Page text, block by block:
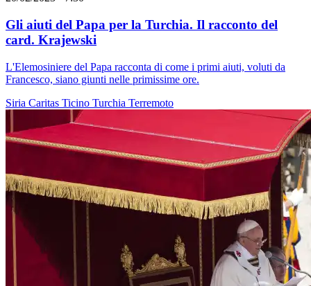
Gli aiuti del Papa per la Turchia. Il racconto del
card. Krajewski
L'Elemosiniere del Papa racconta di come i primi aiuti, voluti da
Francesco, siano giunti nelle primissime ore.
Siria Caritas Ticino Turchia Terremoto